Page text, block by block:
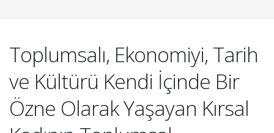
Toplumsalı, Ekonomiyi, Tarih
ve Kültürü Kendi İçinde Bir
Özne Olarak Yaşayan Kırsal